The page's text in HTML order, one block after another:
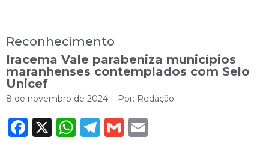
Reconhecimento
Iracema Vale parabeniza municípios
maranhenses contemplados com Selo
Unicef
8 de novembro de 2024 Por: Redação
Facebook
X WhatsApp
Telegram
Gmail